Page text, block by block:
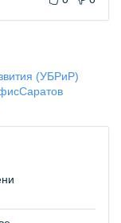
(УБРиР)
Саратов